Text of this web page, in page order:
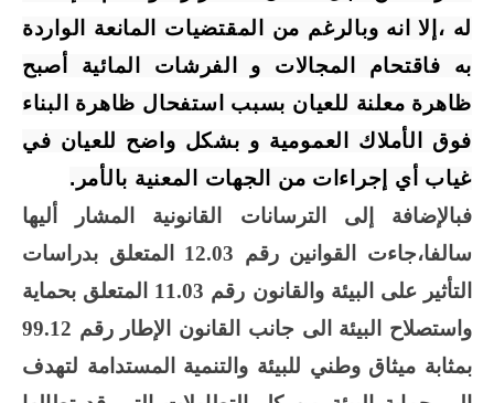
له ،إلا انه وبالرغم من المقتضيات المانعة الواردة
به فاقتحام المجالات و الفرشات المائية أصبح
ظاهرة معلنة للعيان بسبب استفحال ظاهرة البناء
فوق الأملاك العمومية و بشكل واضح للعيان في
غياب أي إجراءات من الجهات المعنية بالأمر .
فبالإضافة إلى الترسانات القانونية المشار أليها
سالفا،جاءت القوانين رقم 12.03 المتعلق بدراسات
التأثير على البيئة والقانون رقم 11.03 المتعلق بحماية
واستصلاح البيئة الى جانب القانون الإطار رقم 99.12
بمثابة ميثاق وطني للبيئة والتنمية المستدامة لتهدف